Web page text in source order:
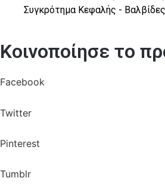
Συγκρότημα Κεφαλής - Βαλβίδες
Κοινοποίησε το
Facebook
Twitter
Pinterest
Tumblr